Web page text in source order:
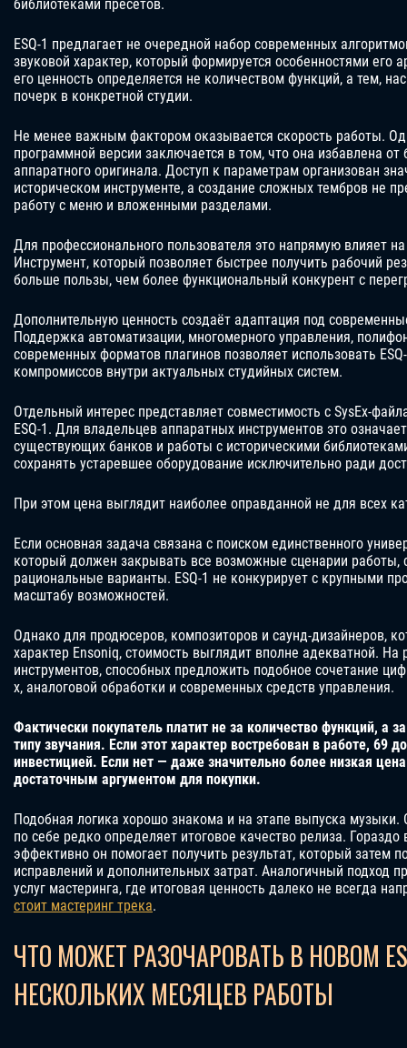
библиотеками пресетов.
ESQ-1 предлагает не очередной набор современных
звуковой характер, который формируется особенностями его
его ценность определяется не количеством функций, а тем,
почерк в конкретной студии.
Не менее важным фактором оказывается скорость работы.
программной версии заключается в том, что она избавлена от
аппаратного оригинала. Доступ к параметрам организован
историческом инструменте, а создание сложных тембров не
работу с меню и вложенными разделами.
Для профессионального пользователя это напрямую влияет
Инструмент, который позволяет быстрее получить рабочий
больше пользы, чем более функциональный конкурент с
Дополнительную ценность создаёт адаптация под
Поддержка автоматизации, многомерного управления,
современных форматов плагинов позволяет использовать
компромиссов внутри актуальных студийных систем.
Отдельный интерес представляет совместимость с SysEx-
ESQ-1. Для владельцев аппаратных инструментов это
существующих банков и работы с историческими
сохранять устаревшее оборудование исключительно ради
При этом цена выглядит наиболее оправданной не для всех
Если основная задача связана с поиском единственного
который должен закрывать все возможные сценарии работы,
рациональные варианты. ESQ-1 не конкурирует с крупными
масштабу возможностей.
Однако для продюсеров, композиторов и саунд-дизайнеров,
характер Ensoniq, стоимость выглядит вполне адекватной. На
инструментов, способных предложить подобное сочетание
х, аналоговой обработки и современных средств управления.
Фактически покупатель платит не за количество функций, а
типу звучания. Если этот характер востребован в работе, 69
инвестицией. Если нет — даже значительно более низкая
достаточным аргументом для покупки.
Подобная логика хорошо знакома и на этапе выпуска музыки.
по себе редко определяет итоговое качество релиза.
эффективно он помогает получить результат, который затем
исправлений и дополнительных затрат. Аналогичный подход
услуг мастеринга, где итоговая ценность далеко не всегда
стоит мастеринг трека.
ЧТО МОЖЕТ РАЗОЧАРОВАТЬ В НОВОМ
НЕСКОЛЬКИХ МЕСЯЦЕВ РАБОТЫ